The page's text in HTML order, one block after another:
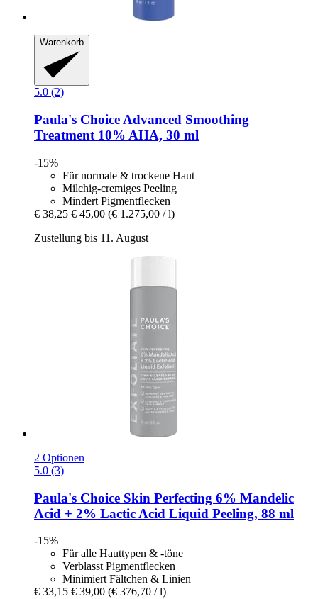
Warenkorb
5.0 (2)
Paula's Choice Advanced Smoothing
Treatment 10% AHA, 30 ml
-15%
Für normale & trockene Haut
Milchig-cremiges Peeling
Mindert Pigmentflecken
€ 38,25 € 45,00 (€ 1.275,00 / l)
Zustellung bis 11. August
2 Optionen
5.0 (3)
Paula's Choice Skin Perfecting 6% Mandelic
Acid + 2% Lactic Acid Liquid Peeling, 88 ml
-15%
Für alle Hauttypen & -töne
Verblasst Pigmentflecken
Minimiert Fältchen & Linien
€ 33,15 € 39,00 (€ 376,70 / l)